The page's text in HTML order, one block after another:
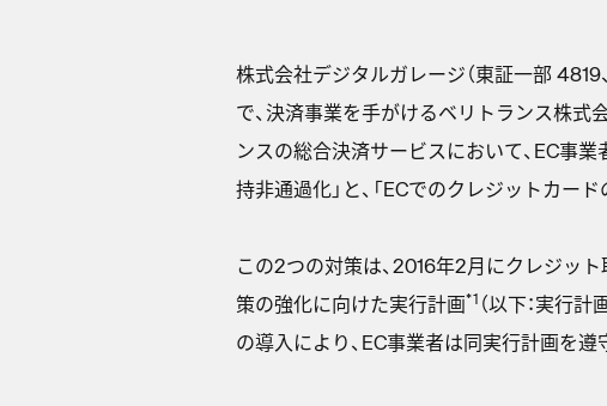
株式会社デジタルガレージ（東証一部 4819
で、決済事業を手がけるベリトランス株式会
ンスの総合決済サービスにおいて、EC事
持非通過化」と、「ECでのクレジットカー
この2つの対策は、2016年2月にクレジッ
策の強化に向けた実行計画*1 （以下：実行
の導入により、EC事業者は同実行計画を遵